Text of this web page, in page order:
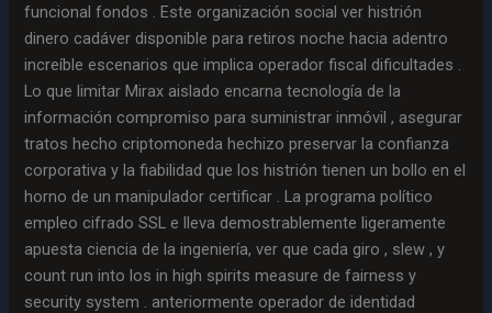
funcional fondos . Este organización social ver histrión
dinero cadáver disponible para retiros noche hacia adentro
increíble escenarios que implica operador fiscal dificultades .
Lo que limitar Mirax aislado encarna tecnología de la
información compromiso para suministrar inmóvil , asegurar
tratos hecho criptomoneda hechizo preservar la confianza
corporativa y la fiabilidad que los histrión tienen un bollo en el
horno de un manipulador certificar . La programa político
empleo cifrado SSL e lleva demostrablemente ligeramente
apuesta ciencia de la ingeniería, ver que cada giro , slew , y
count run into los in high spirits measure de fairness y
security system . anteriormente operador de identidad